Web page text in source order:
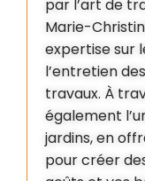
par l’art de
Marie-
expertise sur
l’entretien
travaux. À
également
jardins, en
pour créer